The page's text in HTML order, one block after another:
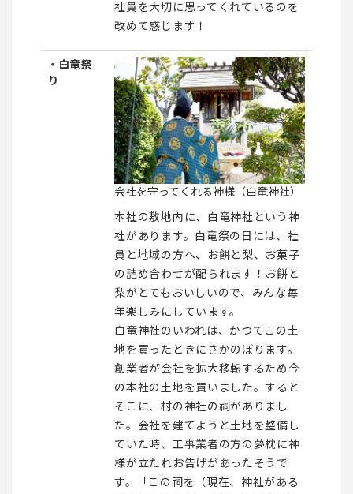
社員を大切に思ってくれているのを
改めて感じます！
・白竜祭
り
会社を守ってくれる神様（白竜神社）
本社の敷地内に、白竜神社という神
社があります。白竜祭の日には、社
員と地域の方へ、お餅と梨、お菓子
の詰め合わせが配られます！お餅と
梨がとてもおいしいので、みんな毎
年楽しみにしています。
白竜神社のいわれは、かつてこの土
地を買ったときにさかのぼります。
創業者が会社を拡大移転するため今
の本社の土地を買いました。すると
そこに、村の神社の祠がありまし
た。会社を建てようと土地を整備し
ていた時、工事業者の方の夢枕に神
様が立たれお告げがあったそうで
す。「この祠を（現在、神社がある